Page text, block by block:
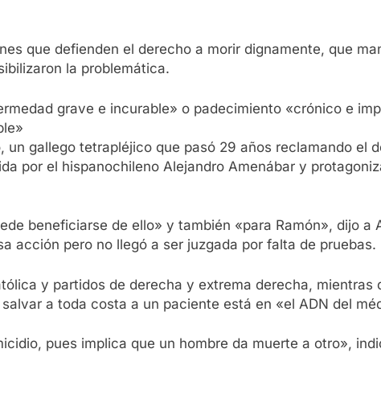
que defienden el derecho a morir dignamente, que
la problemática.
grave e incurable» o padecimiento «crónico e
un gallego tetrapléjico que pasó 29 años reclamando el
por el hispanochileno Alejandro Amenábar y
beneficiarse de ello» y también «para Ramón», dijo a
acción pero no llegó a ser juzgada por falta de pruebas.
y partidos de derecha y extrema derecha,
a toda costa a un paciente está en «el ADN del
pues implica que un hombre da muerte a otro»,